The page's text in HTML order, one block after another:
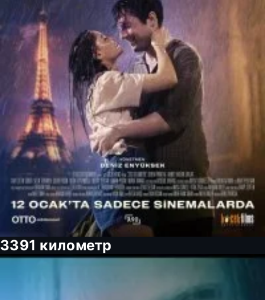
3391 километр